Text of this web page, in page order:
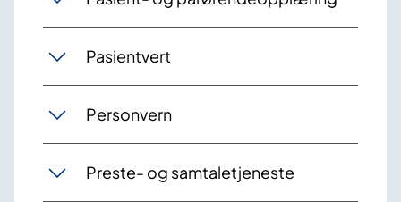
Pasientvert
Personvern
Preste- og samtaletjeneste